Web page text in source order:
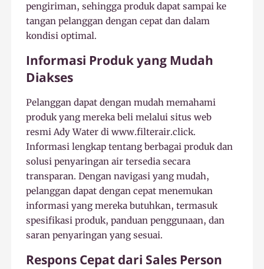
pengiriman, sehingga produk dapat sampai ke
tangan pelanggan dengan cepat dan dalam
kondisi optimal.
Informasi Produk yang Mudah
Diakses
Pelanggan dapat dengan mudah memahami
produk yang mereka beli melalui situs web
resmi Ady Water di www.filterair.click.
Informasi lengkap tentang berbagai produk dan
solusi penyaringan air tersedia secara
transparan. Dengan navigasi yang mudah,
pelanggan dapat dengan cepat menemukan
informasi yang mereka butuhkan, termasuk
spesifikasi produk, panduan penggunaan, dan
saran penyaringan yang sesuai.
Respons Cepat dari Sales Person